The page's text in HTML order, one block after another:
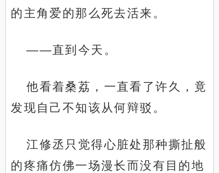
的主角爱的那么死去活来。
——直到今天。
他看着桑荔，一直看了许久，竟
发现自己不知该从何辩驳。
江修丞只觉得心脏处那种撕扯般
的疼痛仿佛一场漫长而没有目的地